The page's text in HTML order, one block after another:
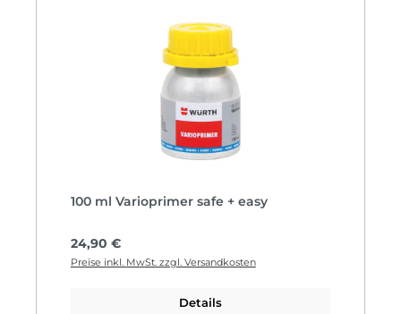
100 ml Varioprimer safe + easy
Regulärer Preis:
24,90 €
Preise inkl. MwSt. zzgl. Versandkosten
Details